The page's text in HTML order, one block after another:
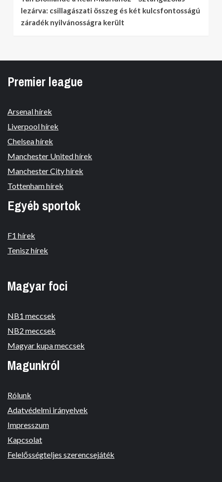
lezárva: csillagászati összeg és két kulcsfontosságú
záradék nyilvánosságra került
Premier league
Arsenal hírek
Liverpool hírek
Chelsea hírek
Manchester United hírek
Manchester City hírek
Tottenham hírek
Egyéb sportok
F1 hírek
Tenisz hírek
Magyar foci
NB1 meccsek
NB2 meccsek
Magyar kupa meccsek
Magunkról
Rólunk
Adatvédelmi irányelvek
Impresszum
Kapcsolat
Felelősségteljes szerencsejáték